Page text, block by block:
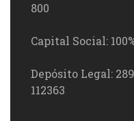
800
Capital Social:
Depósito Legal:
112363